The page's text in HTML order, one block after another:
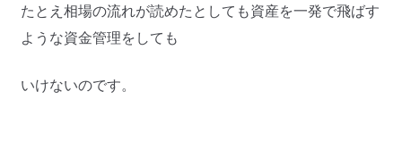
たとえ相場の流れが読めたとしても資産を一発で飛ばす
ような資金管理をしても
いけないのです。